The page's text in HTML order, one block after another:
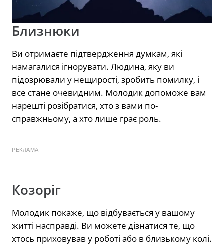
Близнюки
Ви отримаєте підтвердження думкам, які
намагалися ігнорувати. Людина, яку ви
підозрювали у нещирості, зробить помилку, і
все стане очевидним. Молодик допоможе вам
нарешті розібратися, хто з вами по-
справжньому, а хто лише грає роль.
РЕКЛАМА
Козоріг
Молодик покаже, що відбувається у вашому
житті насправді. Ви можете дізнатися те, що
хтось приховував у роботі або в близькому колі.